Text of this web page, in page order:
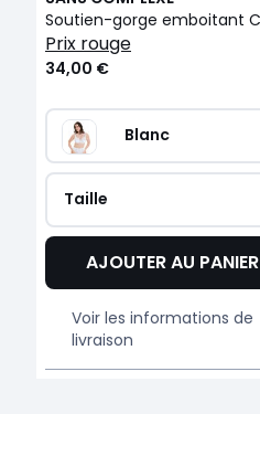
prix rouge
34,00 €
Blanc
Taille
AJOUTER AU PANIER
Voir les informations de
livraison